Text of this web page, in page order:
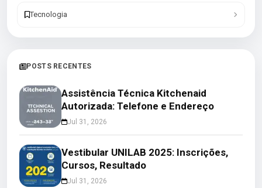
Tecnologia
POSTS RECENTES
Assistência Técnica Kitchenaid
Autorizada: Telefone e Endereço
Jul 31, 2026
Vestibular UNILAB 2025: Inscrições,
Cursos, Resultado
Jul 31, 2026